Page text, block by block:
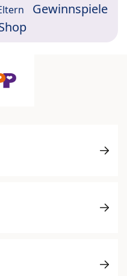
Gewinnspiele